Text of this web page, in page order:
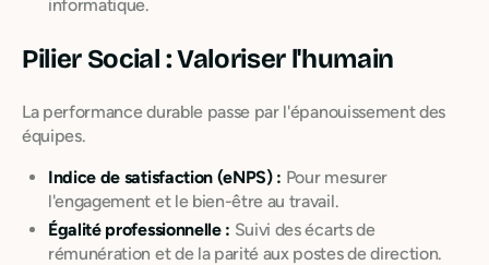
informatique.
Pilier Social : Valoriser l'humain
La performance durable passe par l'épanouissement des
équipes.
Indice de satisfaction (eNPS) : Pour mesurer
l'engagement et le bien-être au travail.
Égalité professionnelle : Suivi des écarts de
rémunération et de la parité aux postes de direction.